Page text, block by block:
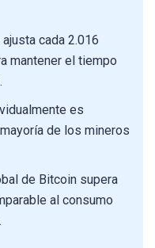
cada 2.016
mantener el tiempo
es
de los mineros
de Bitcoin supera
al consumo